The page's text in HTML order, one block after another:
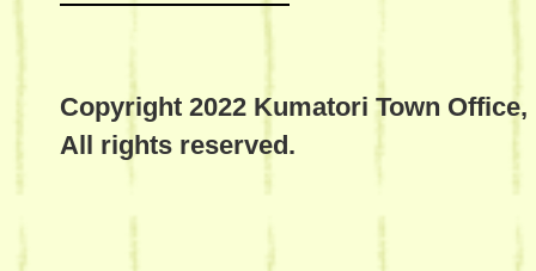
Copyright 2022 Kumatori Town Office,
All rights reserved.